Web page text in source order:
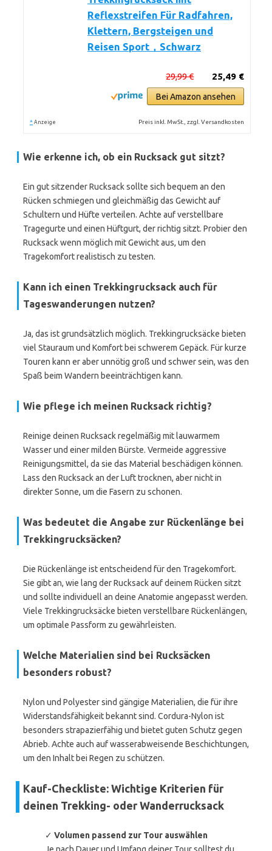
Reflexstreifen Für Radfahren,
Klettern, Bergsteigen und
Reisen Sport，Schwarz
25,49 €
29,99 €
Bei Amazon ansehen
* Anzeige Preis inkl. MwSt., zzgl. Versandkosten
Wie erkenne ich, ob ein Rucksack gut sitzt?
Ein gut sitzender Rucksack sollte sich bequem an den
Rücken schmiegen und gleichmäßig das Gewicht auf
Schultern und Hüfte verteilen. Achte auf verstellbare
Tragegurte und einen Hüftgurt, der richtig sitzt. Probier den
Rucksack wenn möglich mit Gewicht aus, um den
Tragekomfort realistisch zu testen.
Kann ich einen Trekkingrucksack auch für
Tageswanderungen nutzen?
Ja, das ist grundsätzlich möglich. Trekkingrucksäcke bieten
viel Stauraum und Komfort bei schwerem Gepäck. Für kurze
Touren kann er aber unnötig groß und schwer sein, was den
Spaß beim Wandern beeinträchtigen kann.
Wie pflege ich meinen Rucksack richtig?
Reinige deinen Rucksack regelmäßig mit lauwarmem
Wasser und einer milden Bürste. Vermeide aggressive
Reinigungsmittel, da sie das Material beschädigen können.
Lass den Rucksack an der Luft trocknen, aber nicht in
direkter Sonne, um die Fasern zu schonen.
Was bedeutet die Angabe zur Rückenlänge bei
Trekkingrucksäcken?
Die Rückenlänge ist entscheidend für den Tragekomfort.
Sie gibt an, wie lang der Rucksack auf deinem Rücken sitzt
und sollte individuell an deine Anatomie angepasst werden.
Viele Trekkingrucksäcke bieten verstellbare Rückenlängen,
um optimale Passform zu gewährleisten.
Welche Materialien sind bei Rucksäcken
besonders robust?
Nylon und Polyester sind gängige Materialien, die für ihre
Widerstandsfähigkeit bekannt sind. Cordura-Nylon ist
besonders strapazierfähig und bietet guten Schutz gegen
Abrieb. Achte auch auf wasserabweisende Beschichtungen,
um den Inhalt bei Regen zu schützen.
Kauf-Checkliste: Wichtige Kriterien für
deinen Trekking- oder Wanderrucksack
✓ Volumen passend zur Tour auswählen